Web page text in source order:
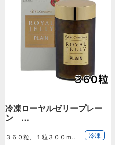
冷凍ローヤルゼリープレー
ン …
３６０粒、１粒３００ｍ
冷凍